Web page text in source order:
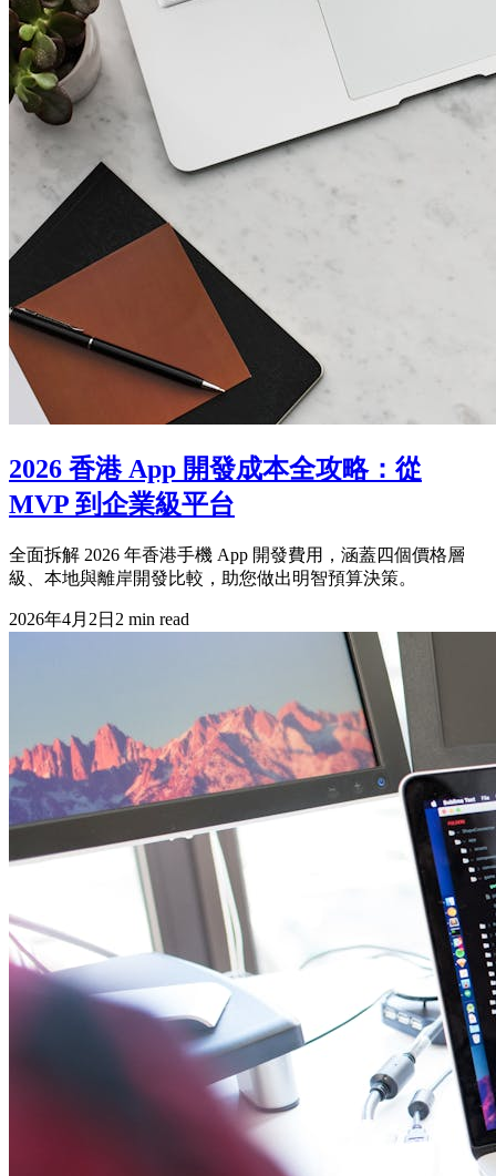
2026 香港 App 開發成本全攻略：從
MVP 到企業級平台
全面拆解 2026 年香港手機 App 開發費用，涵蓋四個價格層
級、本地與離岸開發比較，助您做出明智預算決策。
2026年4月2日 2 min read